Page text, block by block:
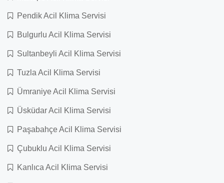
Pendik Acil Klima Servisi
Bulgurlu Acil Klima Servisi
Sultanbeyli Acil Klima Servisi
Tuzla Acil Klima Servisi
Ümraniye Acil Klima Servisi
Üsküdar Acil Klima Servisi
Paşabahçe Acil Klima Servisi
Çubuklu Acil Klima Servisi
Kanlıca Acil Klima Servisi